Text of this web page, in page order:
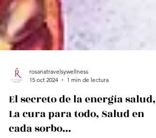
15 oct 2024
1 min de lectura
El secreto de la energía salud,
La cura para todo, Salud en